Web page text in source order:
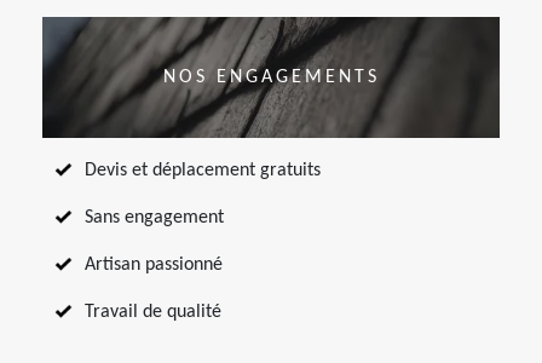
NOS ENGAGEMENTS
Devis et déplacement gratuits
Sans engagement
Artisan passionné
Travail de qualité